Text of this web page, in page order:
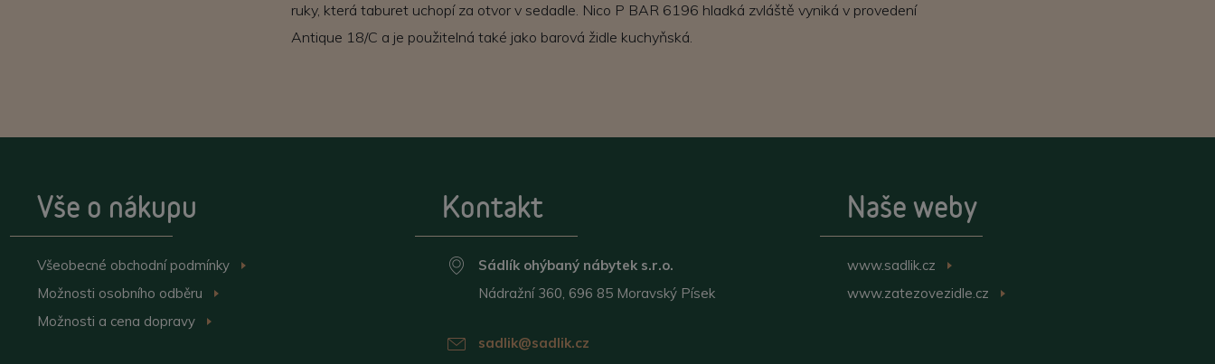
ruky, která taburet uchopí za otvor v sedadle. Nico P BAR 6196 hladká zvláště vyniká v provedení
Antique 18/C a je použitelná také jako barová židle kuchyňská.
Vše o nákupu
Všeobecné obchodnípodmínky
Možnosti osobního odběru
Možnosti a cena dopravy
Kontakt
Sádlík ohýbaný nábytek s.r.o.
Nádražní 360, 696 85 Moravský Písek
sadlik@sadlik.cz
Naše weby
www.sadlik.cz
www.zatezovezidle.cz